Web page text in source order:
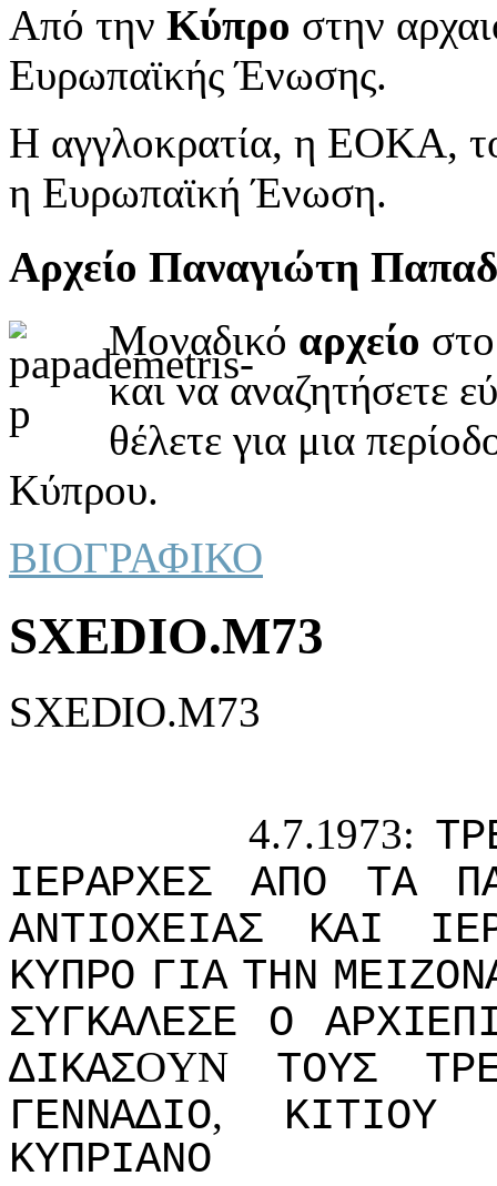
Από την Κύπρο στην
Ευρωπαϊκής Ένωσης.
Η αγγλοκρατία, η ΕΟΚΑ,
η Ευρωπαϊκή Ένωση.
Αρχείο Παναγιώτη
Μοναδικό αρχείο
και να αναζητήσετε
θέλετε για μια
Κύπρου.
ΒΙΟΓΡΑΦΙΚΟ
SXEDIO.M73
SXEDIO.M73
4.7.1973:
IΕΡΑΡΧΕΣ
ΑΠΟ ΤΑ
ΑΝΤIΟΧΕIΑΣ
ΚΑI
ΚΥΠΡΟ ΓIΑ ΤΗΝ
ΣΥΓΚΑΛΕΣΕ
Ο
ΔIΚΑΣOYN ΤΟΥΣ
ΓΕΝΝΑΔIΟ, ΚIΤIΟΥ
ΚΥΠΡIΑΝΟ